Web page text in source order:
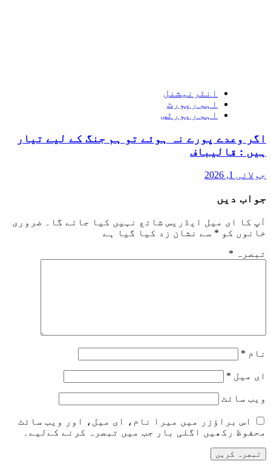
انٹرنیشنل
اہم رپورٹ
اہم رپورٹس
اگر وعدے پورے نہ ہوئے تو ہم جنگ کے لیے تیار
ہیں : قالیباف
جولائی 1, 2026
جواب دیں
آپ کا ای میل ایڈریس شائع نہیں کیا جائے گا۔
ضروری
خانوں کو * سے نشان زد کیا گیا ہے
تبصرہ *
نام *
ای میل *
ویب‌ سائٹ
اس براؤزر میں میرا نام، ای میل، اور ویب سائٹ
محفوظ رکھیں اگلی بار جب میں تبصرہ کرنے کےلیے۔